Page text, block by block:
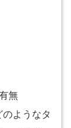
無
ようなタ